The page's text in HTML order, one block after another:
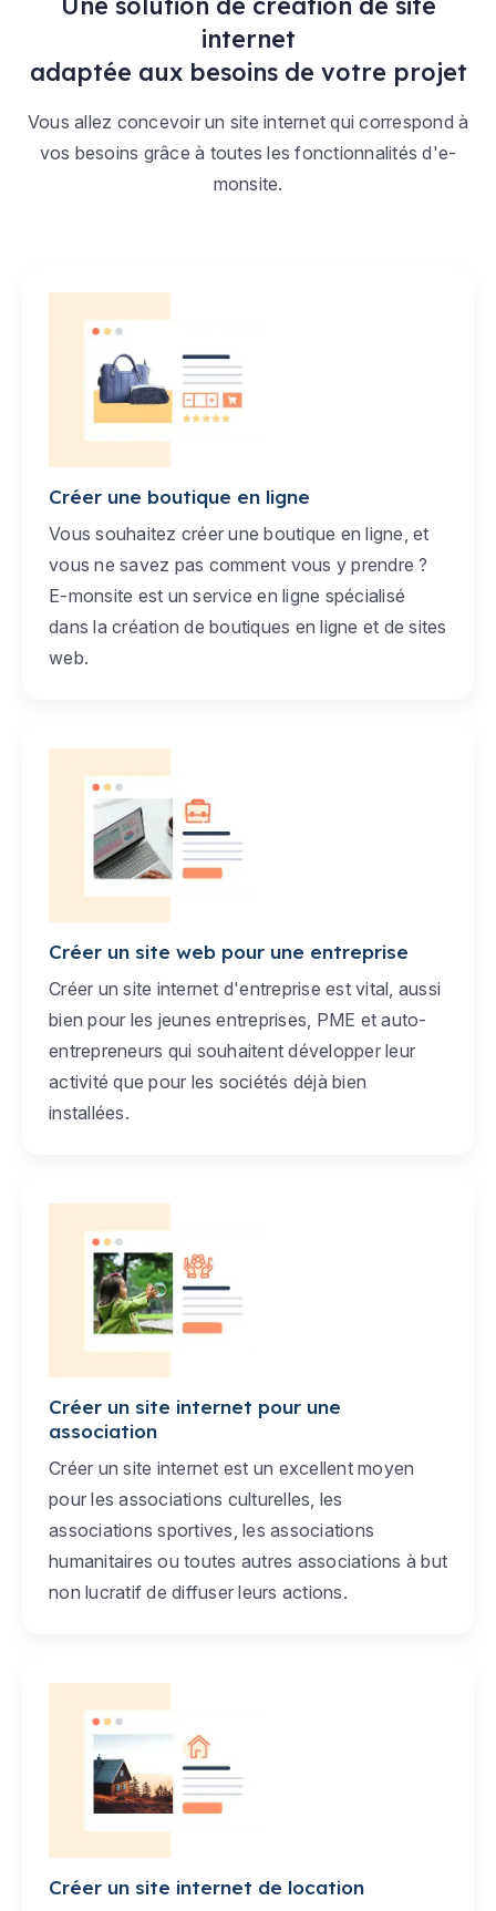
internet
adaptée aux besoins de votre projet
Vous allez concevoir un site internet qui correspond à
vos besoins grâce à toutes les fonctionnalités d'e-
monsite.
Créer une boutique en ligne
Vous souhaitez créer une boutique en ligne, et
vous ne savez pas comment vous y prendre ?
E-monsite est un service en ligne spécialisé
dans la création de boutiques en ligne et de sites
web.
Créer un site web pour une entreprise
Créer un site internet d'entreprise est vital, aussi
bien pour les jeunes entreprises, PME et auto-
entrepreneurs qui souhaitent développer leur
activité que pour les sociétés déjà bien
installées.
Créer un site internet pour une
association
Créer un site internet est un excellent moyen
pour les associations culturelles, les
associations sportives, les associations
humanitaires ou toutes autres associations à but
non lucratif de diffuser leurs actions.
Créer un site internet de location